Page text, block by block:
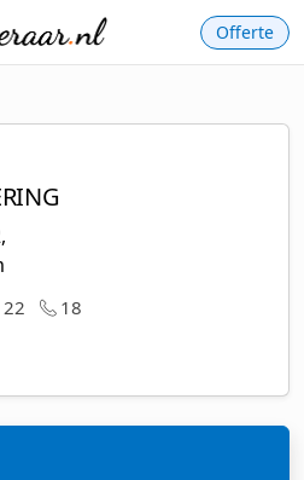
Offerte
22 18